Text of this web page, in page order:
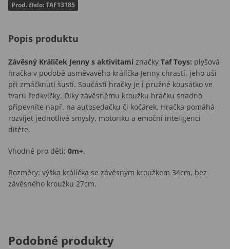
Prod. číslo: TAF13185
Popis produktu
Závěsný Králíček Jenny s aktivitami značky Taf Toys: plyšová
hračka v podobě usměvavého králíčka Jenny chrastí, jeho uši
při zmáčknutí šustí. Součástí hračky je i pružné kousátko ve
tvaru ředkvičky. Díky závěsnému kroužku hračku snadno
připevníte např. na autosedačku či kočárek. Hračka pomáhá
rozvíjet jednotlivé smysly, motoriku a emoční inteligenci
dítěte.
Vhodné pro děti: 0m+.
Rozměry: výška králíčka se závěsným kroužkem 34cm, bez
závěsného kroužku 27cm.
Podobné produkty